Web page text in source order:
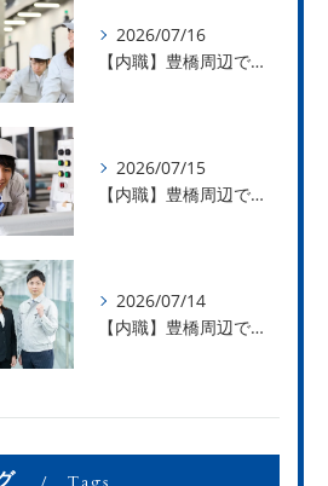
2026/07/16
【内職】豊橋周辺で内職のお仕事を探している方募集中！【お仕事の内容】
2026/07/15
【内職】豊橋周辺で内職のお仕事を探している方募集中！【急な学級閉鎖も安心】
2026/07/14
【内職】豊橋周辺で内職のお仕事を探している方募集中！【内職さまのお声②】